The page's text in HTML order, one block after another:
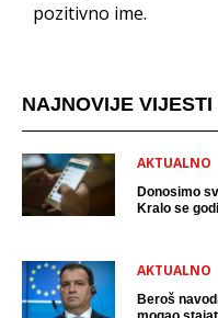
pozitivno ime.
NAJNOVIJE VIJESTI
AKTUALNO
Donosimo
Kralo se
AKTUALNO
Beroš